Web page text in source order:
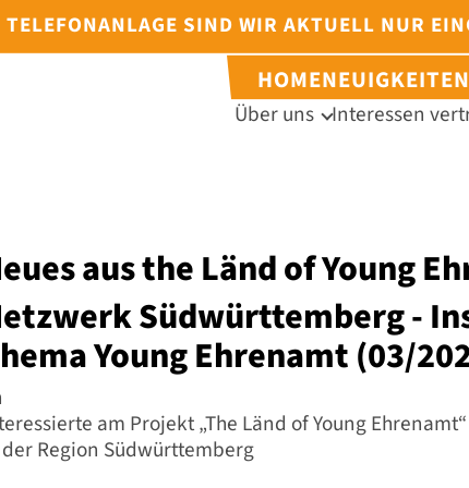
SIND WIR AKTUELL NUR
HOMENEUIGKEITEN
Über uns Interessen
aus the Länd of Young
Südwürttemberg -
Young Ehrenamt (03/
am Projekt „The Länd of Young Ehrenamt“
Region Südwürttemberg